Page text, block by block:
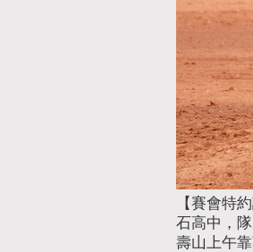
【賽會特
石高中，
壽山上午